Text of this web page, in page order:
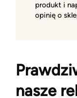
produkt i
opinię o
nasze